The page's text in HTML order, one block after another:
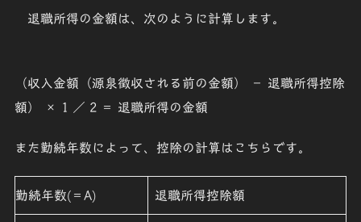
退職所得の金額は、次のように計算します。
（収入金額（源泉徴収される前の金額） － 退職所得控除
額） × 1 ／ 2 ＝ 退職所得の金額
また勤続年数によって、控除の計算はこちらです。
勤続年数(＝A) 退職所得控除額